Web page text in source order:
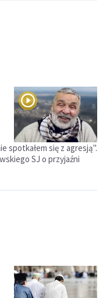
spotkałem się z agresją".
SJ o przyjaźni